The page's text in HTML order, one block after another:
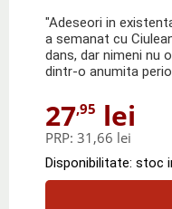
"Adeseori in
a semanat cu
dans, dar nimeni nu
dintr-o anumita
27,95 lei
PRP: 31,66 lei
Disponibilitate: stoc